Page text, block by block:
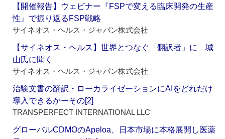
【開催報告】ウェビナー『FSPで変える臨床開発の生産
性』で振り返るFSP戦略
サイネオス・ヘルス・ジャパン株式会社
【サイネオス・ヘルス】世界とつなぐ「翻訳者」に 城
山氏に聞く
サイネオス・ヘルス・ジャパン株式会社
治験文書の翻訳・ローカライゼーションにAIをどれだけ
導入できるかーその[2]
TRANSPERFECT INTERNATIONAL LLC
グローバルCDMOのApeloa、日本市場に本格展開し医薬